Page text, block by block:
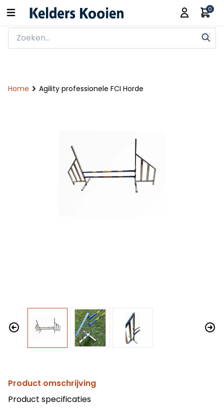
0
Home Agility professionele FCI Horde
Product omschrijving
Product specificaties